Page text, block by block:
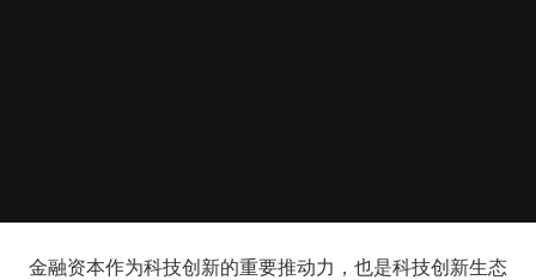
金融资本作为科技创新的重要推动力，也是科技创新生态